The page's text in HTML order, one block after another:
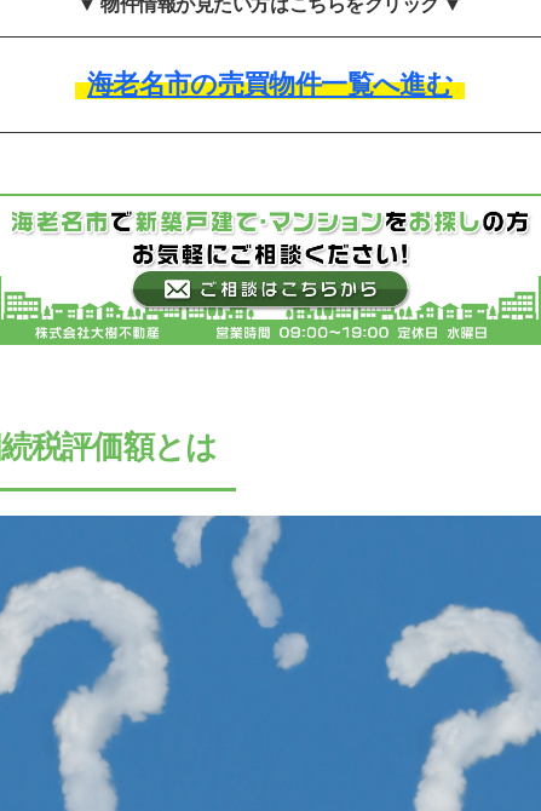
▼ 物件情報が見たい方はこちらをクリック ▼
海老名市の売買物件一覧へ進む
税評価額とは